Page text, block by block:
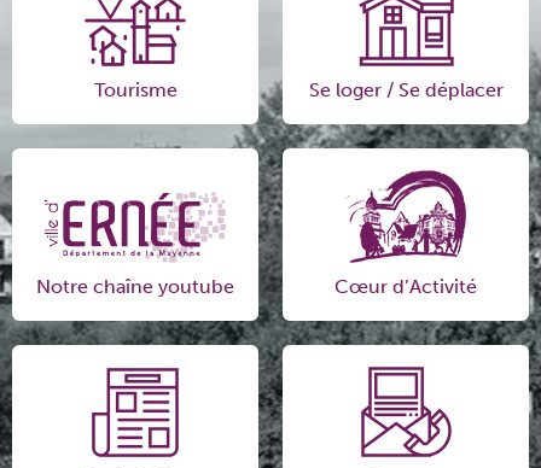
Tourisme Se loger / Se déplacer
Notre chaîne youtube Cœur d’Activité